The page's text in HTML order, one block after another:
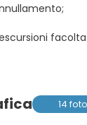
14 foto